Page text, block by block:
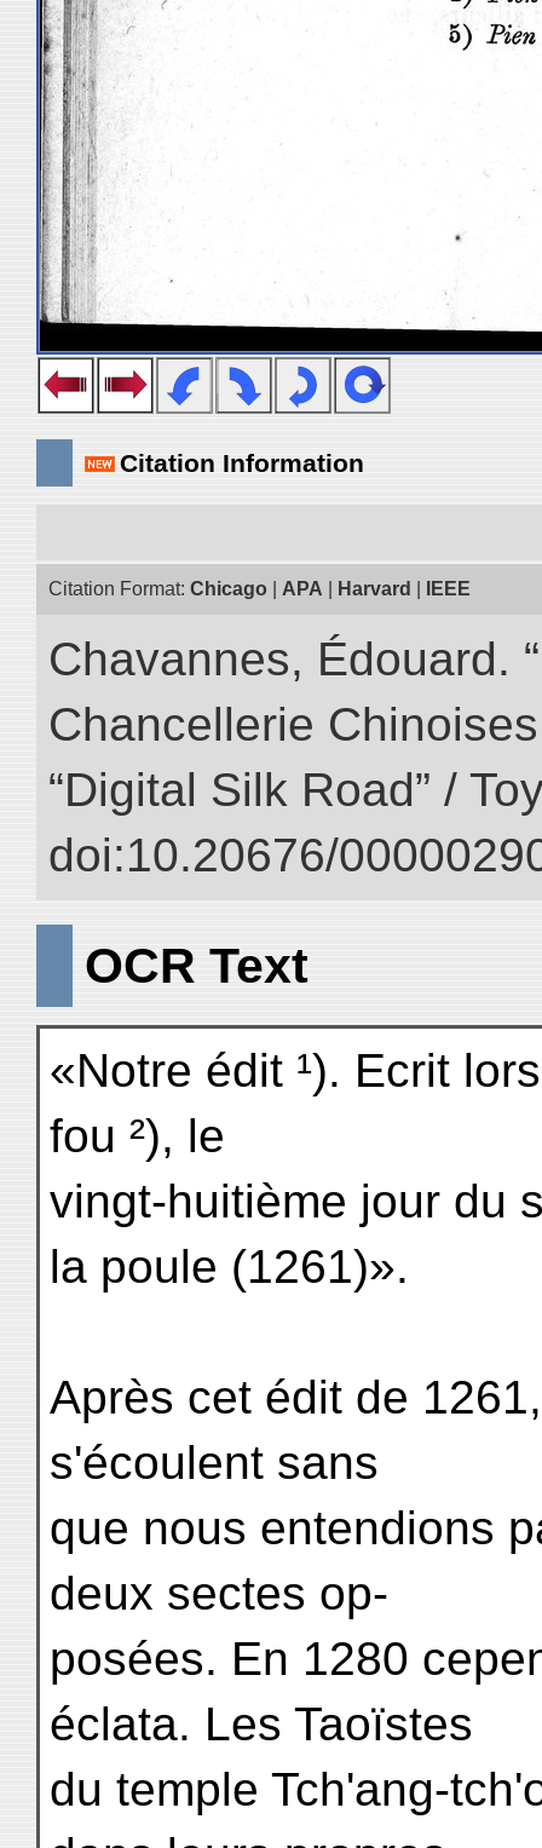
Citation Information
Citation Format: Chicago APA Harvard IEEE
Chavannes, Édouard.
Chancellerie
“Digital Silk Road” /
doi:10.20676/
OCR Text
«Notre édit ¹). Ecrit
fou ²), le
vingt-huitième jour du
la poule (1261)».
Après cet édit de
s'écoulent sans
que nous entendions
deux sectes op-
posées. En 1280
éclata. Les Taoïstes
du temple Tch'ang-